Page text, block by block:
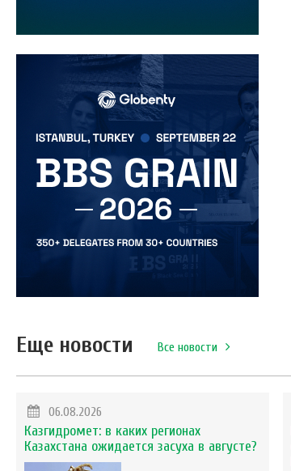
Еще новости Все новости
06.08.2026
Казгидромет: в каких регионах
Казахстана ожидается засуха в августе?